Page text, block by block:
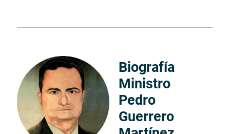
Biografía
Ministro
Pedro
Guerrero